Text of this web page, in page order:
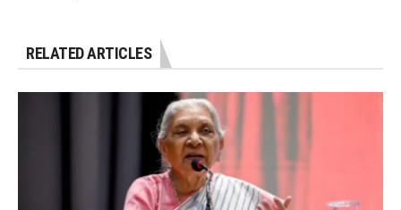
RELATED ARTICLES